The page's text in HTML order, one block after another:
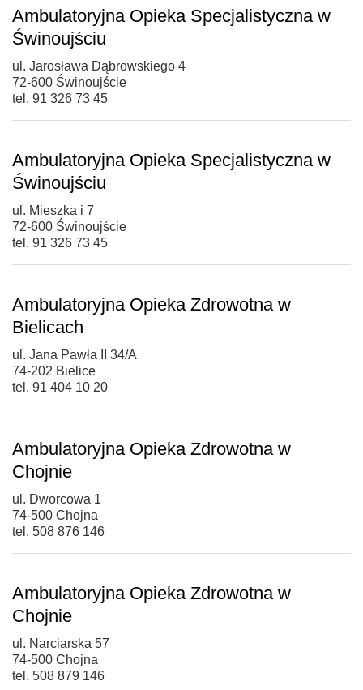
Ambulatoryjna Opieka Specjalistyczna w
Świnoujściu
ul. Jarosława Dąbrowskiego 4
72-600 Świnoujście
tel. 91 326 73 45
Ambulatoryjna Opieka Specjalistyczna w
Świnoujściu
ul. Mieszka i 7
72-600 Świnoujście
tel. 91 326 73 45
Ambulatoryjna Opieka Zdrowotna w
Bielicach
ul. Jana Pawła II 34/A
74-202 Bielice
tel. 91 404 10 20
Ambulatoryjna Opieka Zdrowotna w
Chojnie
ul. Dworcowa 1
74-500 Chojna
tel. 508 876 146
Ambulatoryjna Opieka Zdrowotna w
Chojnie
ul. Narciarska 57
74-500 Chojna
tel. 508 879 146